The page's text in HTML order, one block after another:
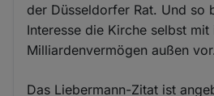
der Düsseldorfer Rat. Und so
Interesse die Kirche selbst mit
Milliardenvermögen außen vor.
Das Liebermann-Zitat ist